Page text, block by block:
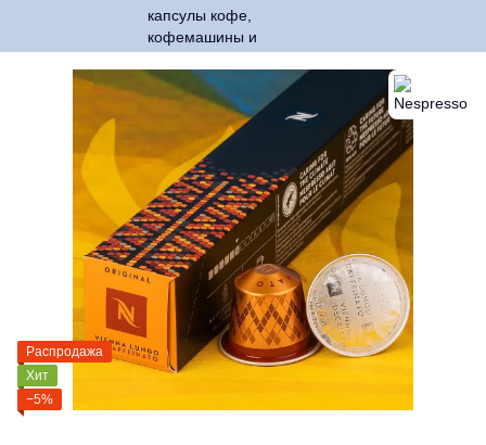
Распродажа
Хит
−5%